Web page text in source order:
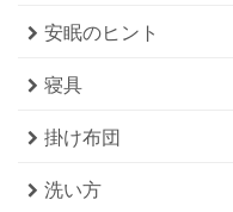
安眠のヒント
寝具
掛け布団
洗い方